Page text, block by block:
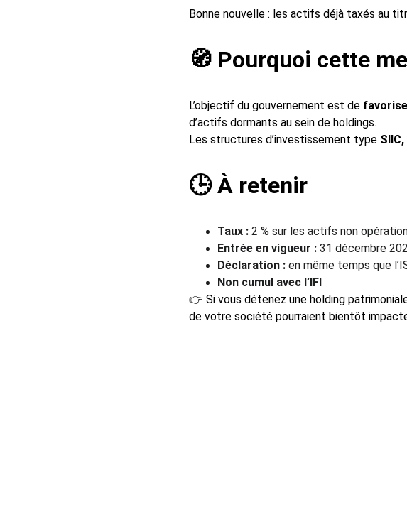
Bonne nouvelle : les actifs déjà taxés au
🧭 Pourquoi cette
L’objectif du gouvernement est de
d’actifs dormants au sein de holdings.
Les structures d’investissement type
🕒 À retenir
Taux : 2 % sur les actifs non
Entrée en vigueur : 31 décembre
Déclaration : en même temps que
Non cumul avec l’IFI
👉 Si vous détenez une holding
de votre société pourraient bientôt